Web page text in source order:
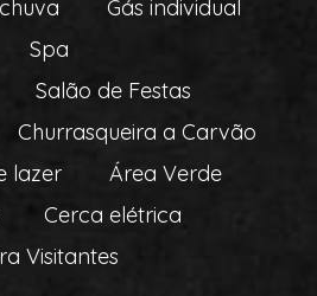
Gás individual
Spa
Salão de Festas
Churrasqueira a Carvão
lazer
Área Verde
Cerca elétrica
Visitantes